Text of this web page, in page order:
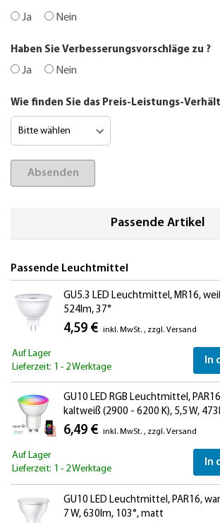
Ja Nein
Haben Sie Verbesserungsvorschläge zu ?
Ja Nein
Wie finden Sie das Preis-Leistungs-
Absenden
Passende Artikel
Passende Leuchtmittel
GU5.3 LED Leuchtmittel, MR16,
524lm, 37°
4,59 € inkl. MwSt. , zzgl. Versand
Auf Lager
Lieferzeit: 1 - 2 Werktage
In
GU10 LED RGB Leuchtmittel,
kaltweiß (2900 - 6200 K), 5,5 W,
Home, WLAN, Alexa, matt
6,49 € inkl. MwSt. , zzgl. Versand
Auf Lager
Lieferzeit: 1 - 2 Werktage
In
GU10 LED Leuchtmittel, PAR16,
7 W, 630lm, 103°, matt